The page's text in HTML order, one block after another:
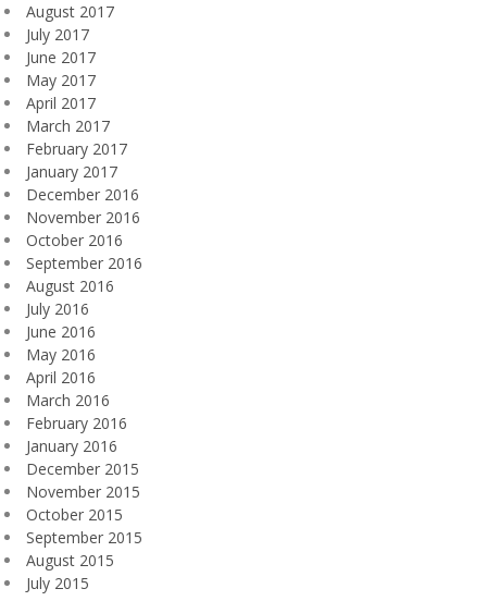
August 2017
July 2017
June 2017
May 2017
April 2017
March 2017
February 2017
January 2017
December 2016
November 2016
October 2016
September 2016
August 2016
July 2016
June 2016
May 2016
April 2016
March 2016
February 2016
January 2016
December 2015
November 2015
October 2015
September 2015
August 2015
July 2015